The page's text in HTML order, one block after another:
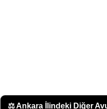
⚖️Ankara İlindeki Diğer